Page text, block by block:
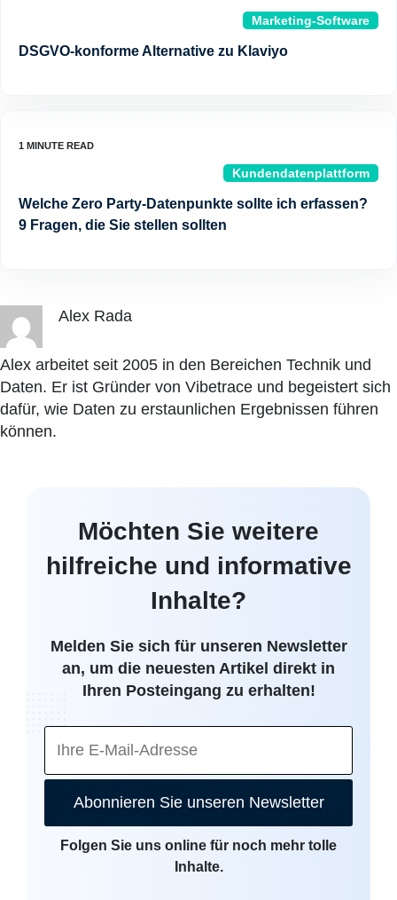
Marketing-Software
DSGVO-konforme Alternative zu Klaviyo
Kundendatenplattform
Welche Zero Party-Datenpunkte sollte ich erfassen?
9 Fragen, die Sie stellen sollten
Alex Rada
Alex arbeitet seit 2005 in den Bereichen Technik und
Daten. Er ist Gründer von Vibetrace und begeistert sich
dafür, wie Daten zu erstaunlichen Ergebnissen führen
können.
Möchten Sie weitere
hilfreiche und informative
Inhalte?
Melden Sie sich für unseren Newsletter
an, um die neuesten Artikel direkt in
Ihren Posteingang zu erhalten!
Abonnieren Sie unseren Newsletter
Folgen Sie uns online für noch mehr tolle
Inhalte.